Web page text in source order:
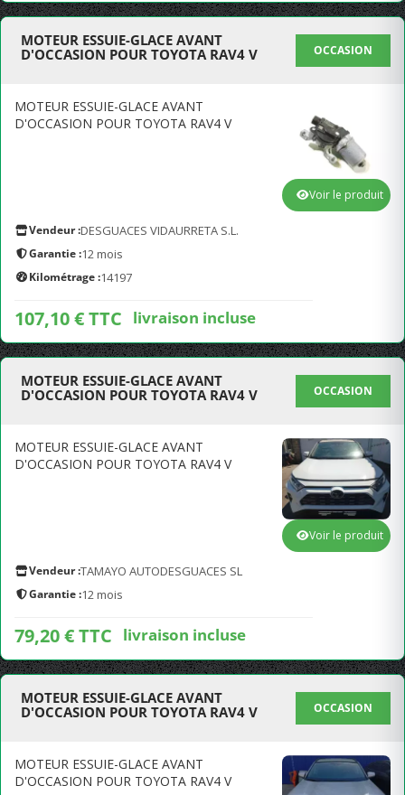
MOTEUR ESSUIE-GLACE AVANT
D'OCCASION POUR TOYOTA RAV4 V
OCCASION
MOTEUR ESSUIE-GLACE AVANT
D'OCCASION POUR TOYOTA RAV4 V
Vendeur :DESGUACES VIDAURRETA S.L.
Garantie :12 mois
Kilométrage :14197
107,10 € TTC livraison incluse
Voir le produit
MOTEUR ESSUIE-GLACE AVANT
D'OCCASION POUR TOYOTA RAV4 V
OCCASION
MOTEUR ESSUIE-GLACE AVANT
D'OCCASION POUR TOYOTA RAV4 V
Vendeur :TAMAYO AUTODESGUACES SL
Garantie :12 mois
79,20 € TTC livraison incluse
Voir le produit
MOTEUR ESSUIE-GLACE AVANT
D'OCCASION POUR TOYOTA RAV4 V
OCCASION
MOTEUR ESSUIE-GLACE AVANT
D'OCCASION POUR TOYOTA RAV4 V